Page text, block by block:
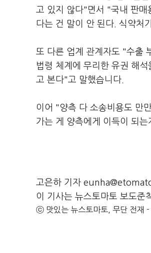
고 있지 않다"면서 "국내 판매
다는 건 말이 안 된다. 식약처
또 다른 업계 관계자도 "수출
법령 체계에 무리한 유권 해
고 본다"고 말했습니다.
이어 "양측 다 소송비용도 만
가는 게 양측에게 이득이 되
고은하 기자
이 기사는 뉴스토마토 보도준
ⓒ 맛있는 뉴스토마토, 무단 전재 -